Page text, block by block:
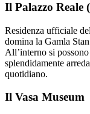
Il Palazzo Reale
Residenza ufficiale
domina la Gamla
All’interno si
splendidamente
quotidiano.
Il Vasa Museum